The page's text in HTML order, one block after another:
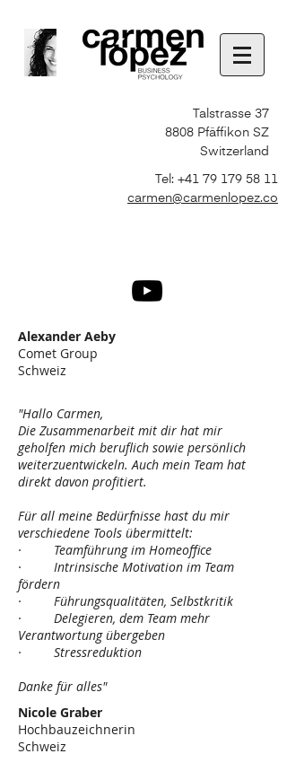
Talstrasse 37
8808 Pfäffikon SZ
Switzerland
Tel: +41 79 179 58 11
carmen@carmenlopez.co
Nicole Graber
Hochbauzeichnerin
Schweiz
Alexander Aeby
Comet Group
Schweiz
"Hallo Carmen,
Die Zusammenarbeit mit dir hat mir
geholfen mich beruflich sowie persönlich
weiterzuentwickeln. Auch mein Team hat
direkt davon profitiert.
Für all meine Bedürfnisse hast du mir
verschiedene Tools übermittelt:
· Teamführung im Homeoffice
· Intrinsische Motivation im Team
fördern
· Führungsqualitäten, Selbstkritik
· Delegieren, dem Team mehr
Verantwortung übergeben
· Stressreduktion
Danke für alles"